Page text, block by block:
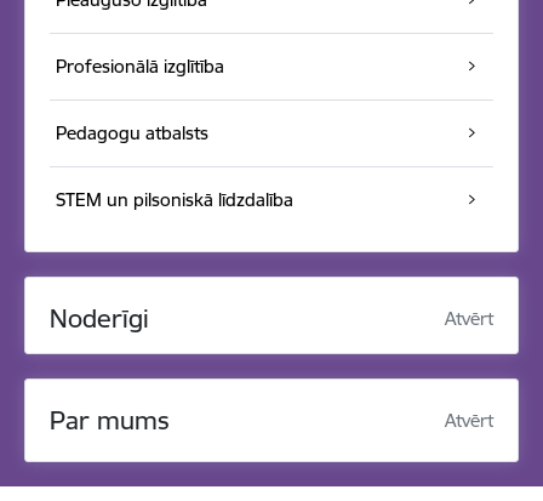
Profesionālā izglītība
Pedagogu atbalsts
STEM un pilsoniskā līdzdalība
Noderīgi Atvērt
Par mums Atvērt